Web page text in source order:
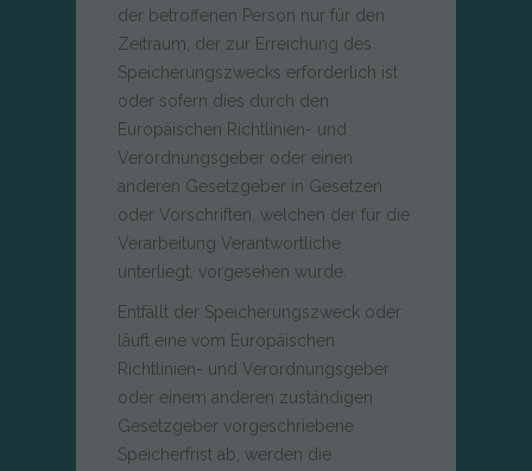
der betroffenen Person nur für den
Zeitraum, der zur Erreichung des
Speicherungszwecks erforderlich ist
oder sofern dies durch den
Europäischen Richtlinien- und
Verordnungsgeber oder einen
anderen Gesetzgeber in Gesetzen
oder Vorschriften, welchen der für die
Verarbeitung Verantwortliche
unterliegt, vorgesehen wurde.
Entfällt der Speicherungszweck oder
läuft eine vom Europäischen
Richtlinien- und Verordnungsgeber
oder einem anderen zuständigen
Gesetzgeber vorgeschriebene
Speicherfrist ab, werden die